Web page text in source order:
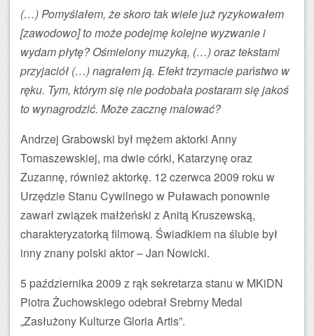
(…) Pomyślałem, że skoro tak wiele już ryzykowałem
[zawodowo] to może podejmę kolejne wyzwanie i
wydam płytę? Ośmielony muzyką, (…) oraz tekstami
przyjaciół (…) nagrałem ją. Efekt trzymacie państwo w
ręku. Tym, którym się nie podobała postaram się jakoś
to wynagrodzić. Może zacznę malować?
Andrzej Grabowski był mężem aktorki Anny
Tomaszewskiej, ma dwie córki, Katarzynę oraz
Zuzannę, również aktorkę. 12 czerwca 2009 roku w
Urzędzie Stanu Cywilnego w Puławach ponownie
zawarł związek małżeński z Anitą Kruszewską,
charakteryzatorką filmową. Świadkiem na ślubie był
inny znany polski aktor – Jan Nowicki.
5 października 2009 z rąk sekretarza stanu w MKiDN
Piotra Żuchowskiego odebrał Srebrny Medal
„Zasłużony Kulturze Gloria Artis”.